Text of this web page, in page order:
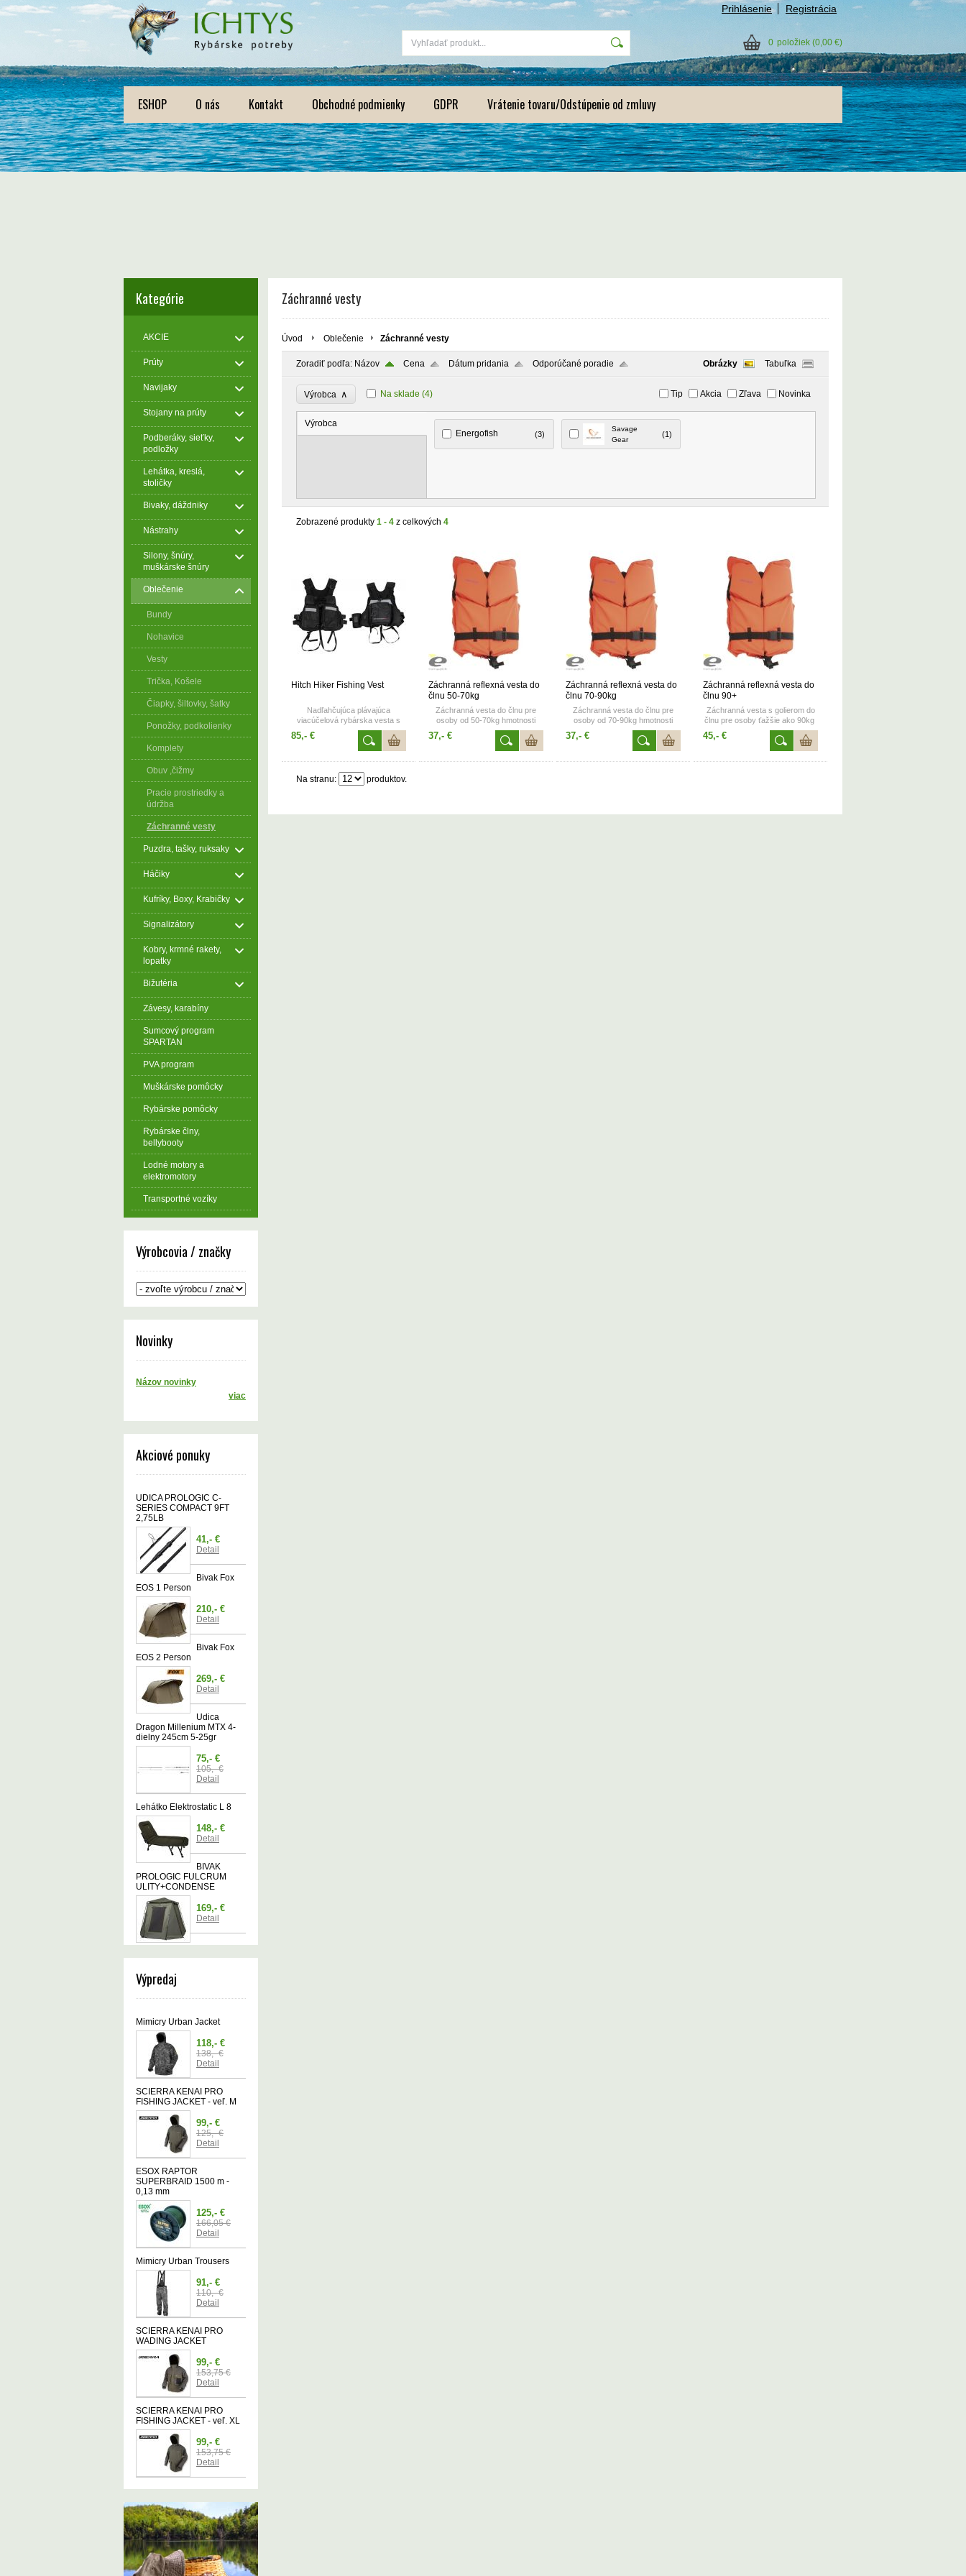
Prihlásenie Registrácia
0 položiek (0,00 €)
ESHOP O nás Kontakt Obchodné podmienky GDPR Vrátenie tovaru/Odstúpenie od zmluvy
Kategórie
AKCIE
Prúty
Navijaky
Stojany na prúty
Podberáky, sieťky,
podložky
Lehátka, kreslá,
stoličky
Bivaky, dáždniky
Nástrahy
Silony, šnúry,
muškárske šnúry
Oblečenie
Bundy
Nohavice
Vesty
Trička, Košele
Čiapky, šiltovky, šatky
Ponožky, podkolienky
Komplety
Obuv ,čižmy
Pracie prostriedky a
údržba
Záchranné vesty
Puzdra, tašky, ruksaky
Háčiky
Kufríky, Boxy, Krabičky
Signalizátory
Kobry, krmné rakety,
lopatky
Bižutéria
Závesy, karabíny
Sumcový program
SPARTAN
PVA program
Muškárske pomôcky
Rybárske pomôcky
Rybárske člny,
bellybooty
Lodné motory a
elektromotory
Transportné vozíky
Výrobcovia / značky
Novinky
Názov novinky
viac
Akciové ponuky
UDICA PROLOGIC C-
SERIES COMPACT 9FT
2,75LB
41,- €
Detail
Bivak Fox
EOS 1 Person
210,- €
Detail
Bivak Fox
EOS 2 Person
269,- €
Detail
Udica
Dragon Millenium MTX 4-
dielny 245cm 5-25gr
75,- €
105,- €
Detail
Lehátko Elektrostatic L 8
148,- €
Detail
BIVAK
PROLOGIC FULCRUM
ULITY+CONDENSE
169,- €
Detail
Výpredaj
Mimicry Urban Jacket
118,- €
138,- €
Detail
SCIERRA KENAI PRO
FISHING JACKET - veľ. M
99,- €
125,- €
Detail
ESOX RAPTOR
SUPERBRAID 1500 m -
0,13 mm
125,- €
166,05 €
Detail
Mimicry Urban Trousers
91,- €
110,- €
Detail
SCIERRA KENAI PRO
WADING JACKET
99,- €
153,75 €
Detail
SCIERRA KENAI PRO
FISHING JACKET - veľ. XL
99,- €
153,75 €
Detail
Záchranné vesty
Úvod Oblečenie Záchranné vesty
Zoradiť podľa: Názov Cena Dátum pridania Odporúčané poradie Obrázky Tabuľka
Výrobca ∧ Na sklade (4) Tip Akcia Zľava Novinka
Výrobca
Energofish
(3)
Savage
Gear
(1)
Zobrazené produkty 1 - 4 z celkových 4
Hitch Hiker Fishing Vest
Nadľahčujúca plávajúca
viacúčelová rybárska vesta s
vreckami
85,- €
Záchranná reflexná vesta do
člnu 50-70kg
Záchranná vesta do člnu pre
osoby od 50-70kg hmotnosti
Certifikát CE EN 395
Vstlak 80N
Na veste sa nachádzajú reflexné
prvky a homologovanou
37,- €
Záchranná reflexná vesta do
člnu 70-90kg
Záchranná vesta do člnu pre
osoby od 70-90kg hmotnosti
Certifikát CE EN 395
Vstlak 100N
Na veste sa nachádzajú reflexné
prvky a homologovanou
37,- €
Záchranná reflexná vesta do
člnu 90+
Záchranná vesta s golierom do
člnu pre osoby ťažšie ako 90kg
Certifikát CE EN 395
vstlak 100N
Reflexné prvky+píšťalka
45,- €
Na stranu: produktov.